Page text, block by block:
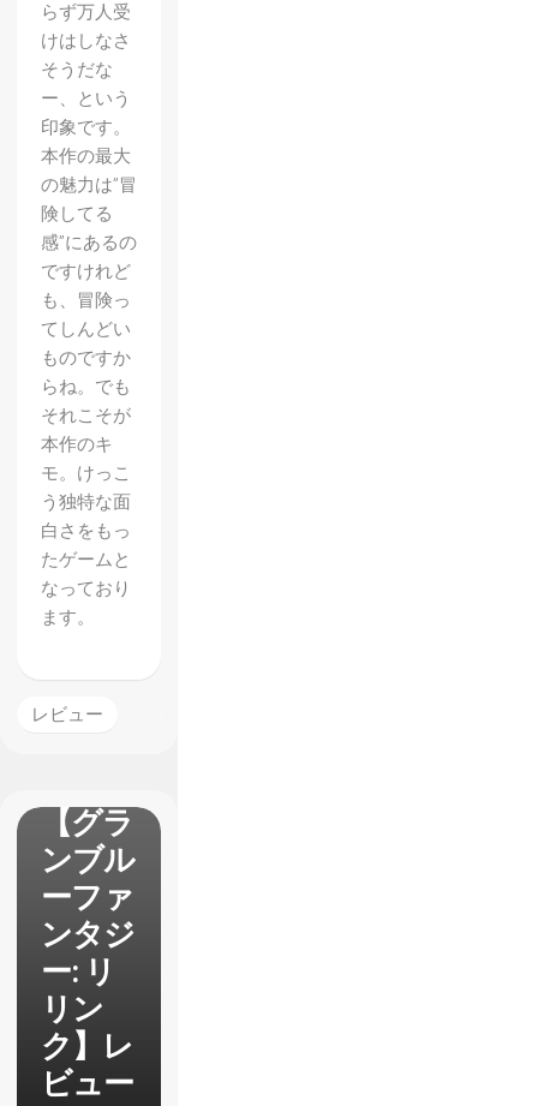
らず万人受
けはしなさ
そうだな
ー、という
印象です。
本作の最大
の魅力は”冒
険してる
感”にあるの
ですけれど
も、冒険っ
てしんどい
ものですか
らね。でも
それこそが
本作のキ
モ。けっこ
う独特な面
白さをもっ
たゲームと
なっており
ます。
レビュー
【グラ
ンブル
ーファ
ンタジ
ー: リ
リン
ク】レ
ビュー